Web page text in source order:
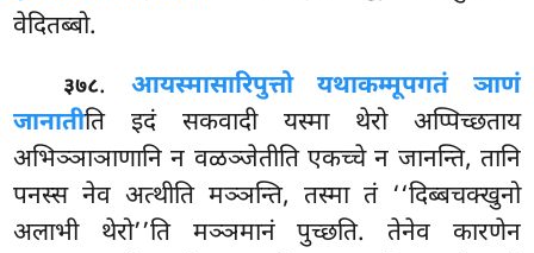
वेदितब्बो.
३७८. आयस्मासारिपुत्तो यथाकम्मूपगतं ञाणं
जानातीति इदं सकवादी यस्मा थेरो अप्पिच्छताय
अभिञ्ञाञाणानि न वळञ्जेतीति एकच्चे न जानन्ति, तानि
पनस्स नेव अत्थीति मञ्ञन्ति, तस्मा तं ‘‘दिब्बचक्खुनो
अलाभी थेरो’’ति मञ्ञमानं पुच्छति. तेनेव कारणेन